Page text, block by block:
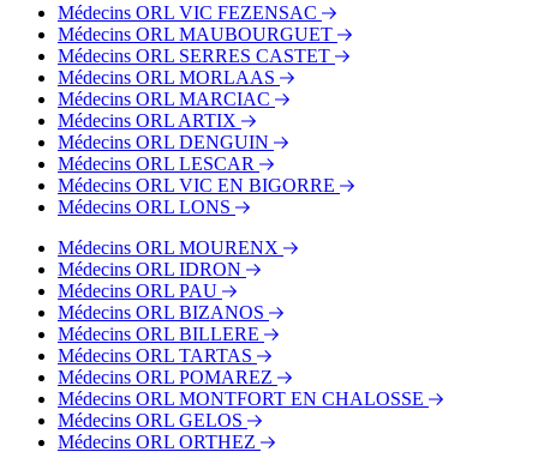
Médecins ORL VIC FEZENSAC
Médecins ORL MAUBOURGUET
Médecins ORL SERRES CASTET
Médecins ORL MORLAAS
Médecins ORL MARCIAC
Médecins ORL ARTIX
Médecins ORL DENGUIN
Médecins ORL LESCAR
Médecins ORL VIC EN BIGORRE
Médecins ORL LONS
Médecins ORL MOURENX
Médecins ORL IDRON
Médecins ORL PAU
Médecins ORL BIZANOS
Médecins ORL BILLERE
Médecins ORL TARTAS
Médecins ORL POMAREZ
Médecins ORL MONTFORT EN CHALOSSE
Médecins ORL GELOS
Médecins ORL ORTHEZ